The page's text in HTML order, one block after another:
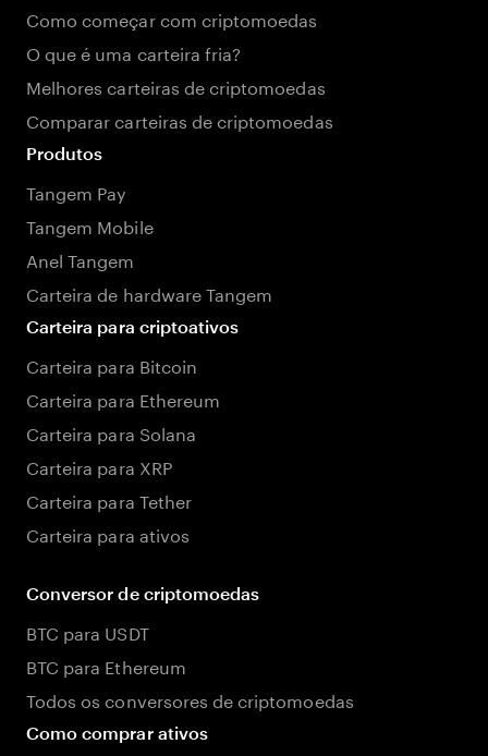
Como começar com criptomoedas
O que é uma carteira fria?
Melhores carteiras de criptomoedas
Comparar carteiras de criptomoedas
Produtos
Tangem Pay
Tangem Mobile
Anel Tangem
Carteira de hardware Tangem
Carteira para criptoativos
Carteira para Bitcoin
Carteira para Ethereum
Carteira para Solana
Carteira para XRP
Carteira para Tether
Carteira para ativos
Conversor de criptomoedas
BTC para USDT
BTC para Ethereum
Todos os conversores de criptomoedas
Como comprar ativos